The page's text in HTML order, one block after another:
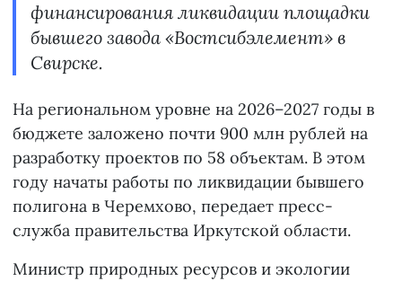
финансирования ликвидации площадки
бывшего завода «Востсибэлемент» в
Свирске.
На региональном уровне на 2026–2027 годы в
бюджете заложено почти 900 млн рублей на
разработку проектов по 58 объектам. В этом
году начаты работы по ликвидации бывшего
полигона в Черемхово, передает пресс-
служба правительства Иркутской области.
Министр природных ресурсов и экологии